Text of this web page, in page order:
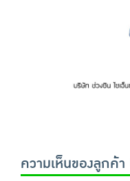
ความเห็นของลูกค้า